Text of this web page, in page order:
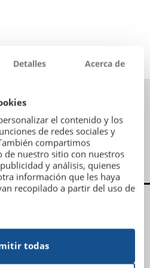
Social y Deportivo
Detalles Acerca de
el contenido y los
de redes sociales y
compartimos
de nuestro sitio con nuestros
y análisis, quienes
información que les haya
recopilado a partir del uso de
todas